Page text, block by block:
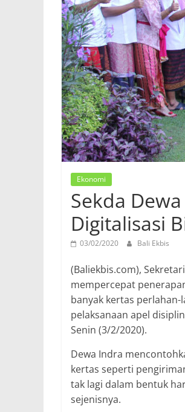
Ekonomi
Sekda
Digitalisasi
03/02/2020 Bali Ekbis
(Baliekbis.com),
mempercepat
banyak kertas
pelaksanaan apel
Senin (3/2/2020).
Dewa Indra
kertas seperti
tak lagi dalam bentuk
sejenisnya.